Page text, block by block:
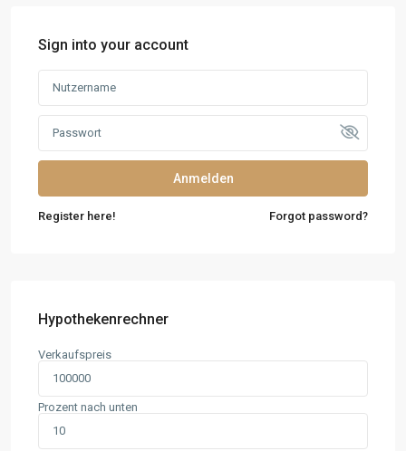
Sign into your account
Anmelden
Register here! Forgot password?
Hypothekenrechner
Verkaufspreis
Prozent nach unten